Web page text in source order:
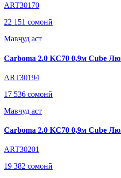
ART30170
22 151 сомонӣ
Мавҷуд аст
Carboma 2.0 KC70 0,9м Cube
ART30194
17 536 сомонӣ
Мавҷуд аст
Carboma 2.0 KC70 0,9м Cube
ART30201
19 382 сомонӣ